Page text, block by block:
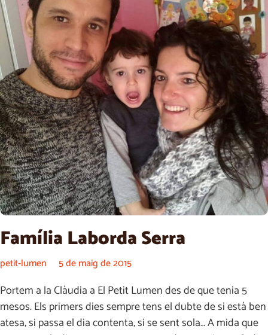
Família Laborda Serra
petit-lumen 5 de maig de 2015
Portem a la Clàudia a El Petit Lumen des de que tenia 5
mesos. Els primers dies sempre tens el dubte de si està ben
atesa, si passa el dia contenta, si se sent sola… A mida que